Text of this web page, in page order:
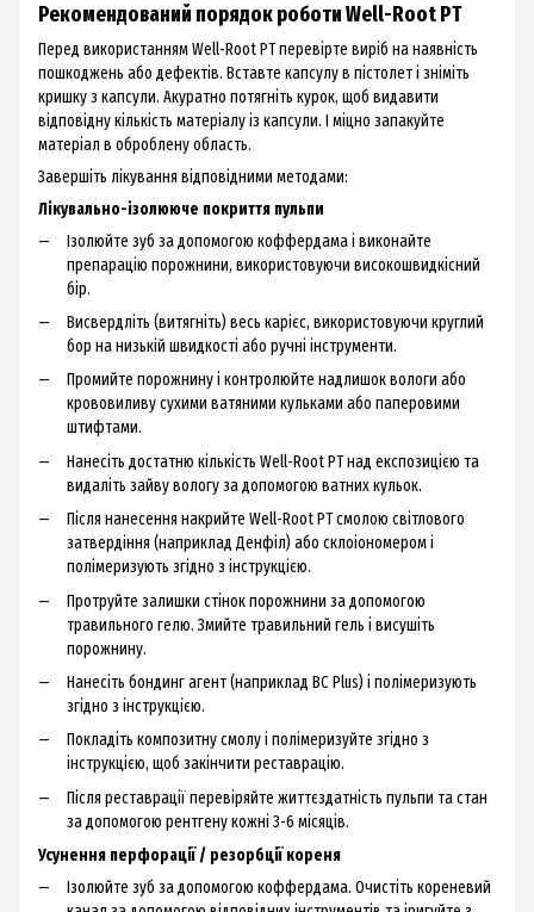
Рекомендований порядок роботи Well-Root PT
Перед використанням Well-Root PT перевірте виріб на наявність
пошкоджень або дефектів. Вставте капсулу в пістолет і зніміть
кришку з капсули. Акуратно потягніть курок, щоб видавити
відповідну кількість матеріалу із капсули. І міцно запакуйте
матеріал в оброблену область.
Завершіть лікування відповідними методами:
Лікувально-ізолююче покриття пульпи
Ізолюйте зуб за допомогою коффердама і виконайте
препарацію порожнини, використовуючи високошвидкісний
бір.
Висвердліть (витягніть) весь карієс, використовуючи круглий
бор на низькій швидкості або ручні інструменти.
Промийте порожнину і контролюйте надлишок вологи або
крововиливу сухими ватяними кульками або паперовими
штифтами.
Нанесіть достатню кількість Well-Root PT над експозицією та
видаліть зайву вологу за допомогою ватних кульок.
Після нанесення накрийте Well-Root PT смолою світлового
затвердіння (наприклад Денфіл) або склоіономером і
полімеризують згідно з інструкцією.
Протруйте залишки стінок порожнини за допомогою
травильного гелю. Змийте травильний гель і висушіть
порожнину.
Нанесіть бондинг агент (наприклад BC Plus) і полімеризують
згідно з інструкцією.
Покладіть композитну смолу і полімеризуйте згідно з
інструкцією, щоб закінчити реставрацію.
Після реставрації перевіряйте життєздатність пульпи та стан
за допомогою рентгену кожні 3-6 місяців.
Усунення перфорації / резорбції кореня
Ізолюйте зуб за допомогою коффердама. Очистіть кореневий